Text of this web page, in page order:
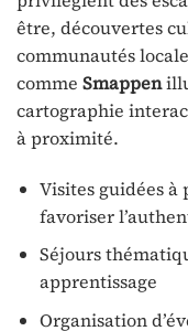
être, découvertes
communautés
comme Smappen
cartographie
à proximité.
Visites guidées à
favoriser
Séjours
apprentissage
Organisation